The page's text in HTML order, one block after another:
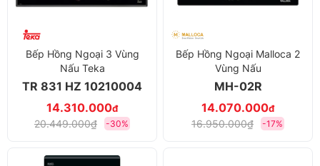
Bếp Hồng Ngoại 3 Vùng
Nấu Teka
TR 831 HZ 10210004
14.310.000đ
20.449.000₫ -30%
Bếp Hồng Ngoại Malloca 2
Vùng Nấu
MH-02R
14.070.000đ
16.950.000₫ -17%